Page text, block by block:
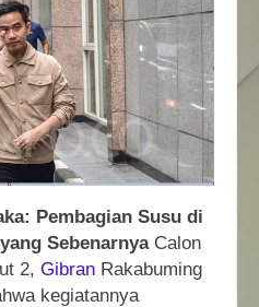
Pembagian Susu di
SebenarnyaCalon
2, Gibran Rakabuming
kegiatannya